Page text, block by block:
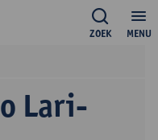
MENU
ZOEK
Lari-